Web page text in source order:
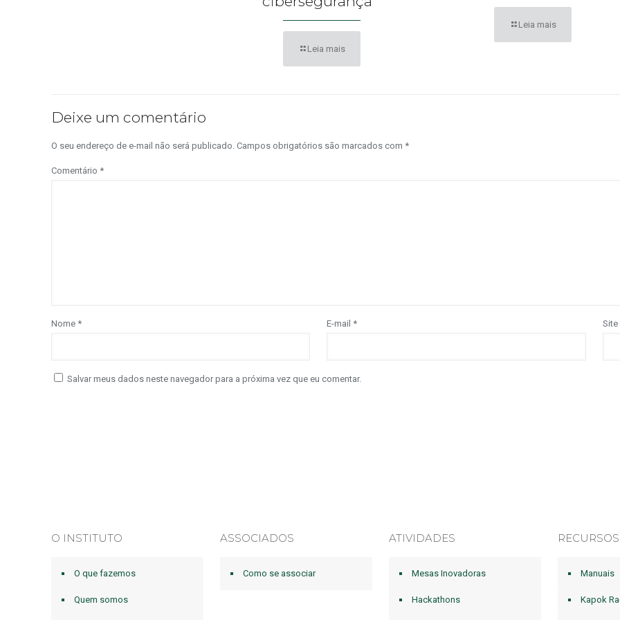
Leia mais
Leia mais
Deixe um comentário
O seu endereço de e-mail não será publicado. Campos obrigatórios são marcados com *
Comentário *
Nome * E-mail * Site
Salvar meus dados neste navegador para a próxima vez que eu comentar.
O INSTITUTO
O que fazemos
Quem somos
ASSOCIADOS
Como se associar
ATIVIDADES
Mesas Inovadoras
Hackathons
RECURSOS
Manuais
Kapok